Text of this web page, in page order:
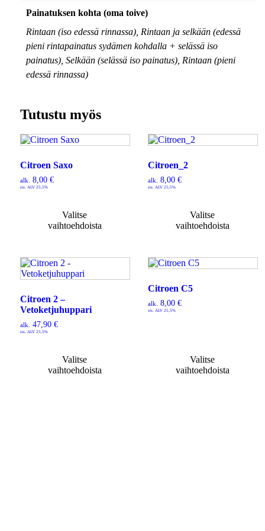
Painatuksen kohta (oma toive)
Rintaan (iso edessä rinnassa), Rintaan ja selkään (edessä
pieni rintapainatus sydämen kohdalla + selässä iso
painatus), Selkään (selässä iso painatus), Rintaan (pieni
edessä rinnassa)
Tutustu myös
Citroen Saxo
alk. 8,00 €
sis. ALV 25,5%
Valitse
vaihtoehdoista
Citroen_2
alk. 8,00 €
sis. ALV 25,5%
Valitse
vaihtoehdoista
Citroen 2 –
Vetoketjuhuppari
alk. 47,90 €
sis. ALV 25,5%
Valitse
vaihtoehdoista
Citroen C5
alk. 8,00 €
sis. ALV 25,5%
Valitse
vaihtoehdoista